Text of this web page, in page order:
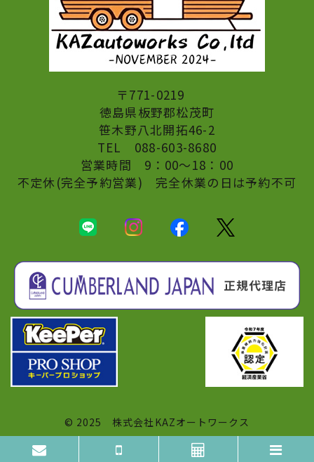
〒771-0219
​​​​​​​徳島県板野郡松茂町
​​​​​​​笹木野八北開拓46-2
TEL 088-603-8680
営業時間 9：00〜18：00
不定休(完全予約営業) 完全休業の日は予約不可
© 2025 株式会社KAZオートワークス